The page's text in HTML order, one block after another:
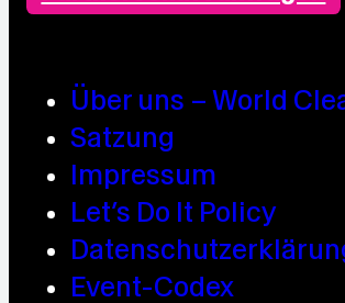
Über uns – World
Satzung
Impressum
Let’s Do It Policy
Event-Codex